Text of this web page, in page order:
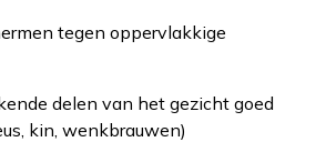
tegen oppervlakkige
delen van het gezicht goed
kin, wenkbrauwen)